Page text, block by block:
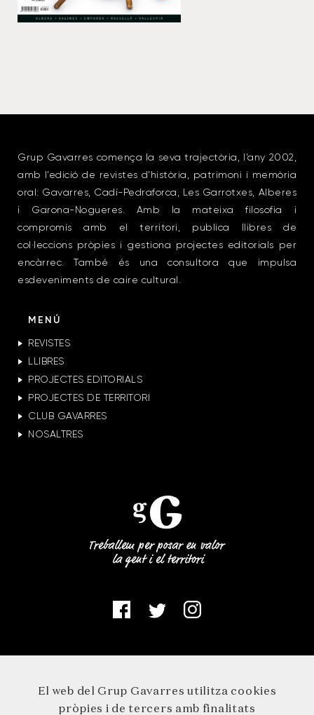
Grup Gavarres comença la seva trajectòria, l’any 2002,
amb l’edició de revistes d’història, patrimoni i memòria
oral: Gavarres, Cadí-Pedraforca, Les Garrotxes, Alberes
i Garona-Nogueres. Amb la mateixa filosofia i
compromís amb el territori, publica llibres de
col·leccions pròpies i gestiona projectes editorials per
encàrrec. També és una consultora que impulsa
esdeveniments de caire cultural.
MENÚ
REVISTES
LLIBRES
PROJECTES EDITORIALS
PROJECTES DE TERRITORI
CLUB GAVARRES
NOSALTRES
El web del Grup Gavarres utilitza cookies
pròpies i de tercers amb finalitats